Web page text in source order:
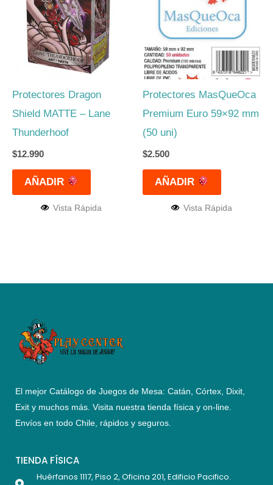
Protectores Dragon
Shield MATTE – Lane
Thunderhoof
$12.990
AÑADIR
Vista Rápida
Protectores MasQueOca
Premium Euro 59×92 mm
(50 uni)
$2.500
AÑADIR
Vista Rápida
El mejor Catálogo de Juegos de Mesa: Catán, Córtex, Dixit,
Exit y muchos más. Visita nuestra tienda física y on-line.
Envíos en todo Chile, rápidos y seguros
TIENDA FÍSICA
Huérfanos 1117, Piso 2, Oficina 201, Edificio Pacifico.